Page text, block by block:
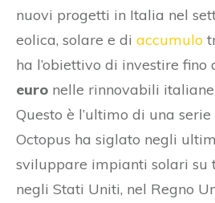
nuovi progetti in Italia nel
eolica, solare e di accumulo
ha l’obiettivo di investire fino
euro nelle rinnovabili
Questo è l’ultimo di una
Octopus ha siglato negli
sviluppare impianti solari su
negli Stati Uniti, nel Regno